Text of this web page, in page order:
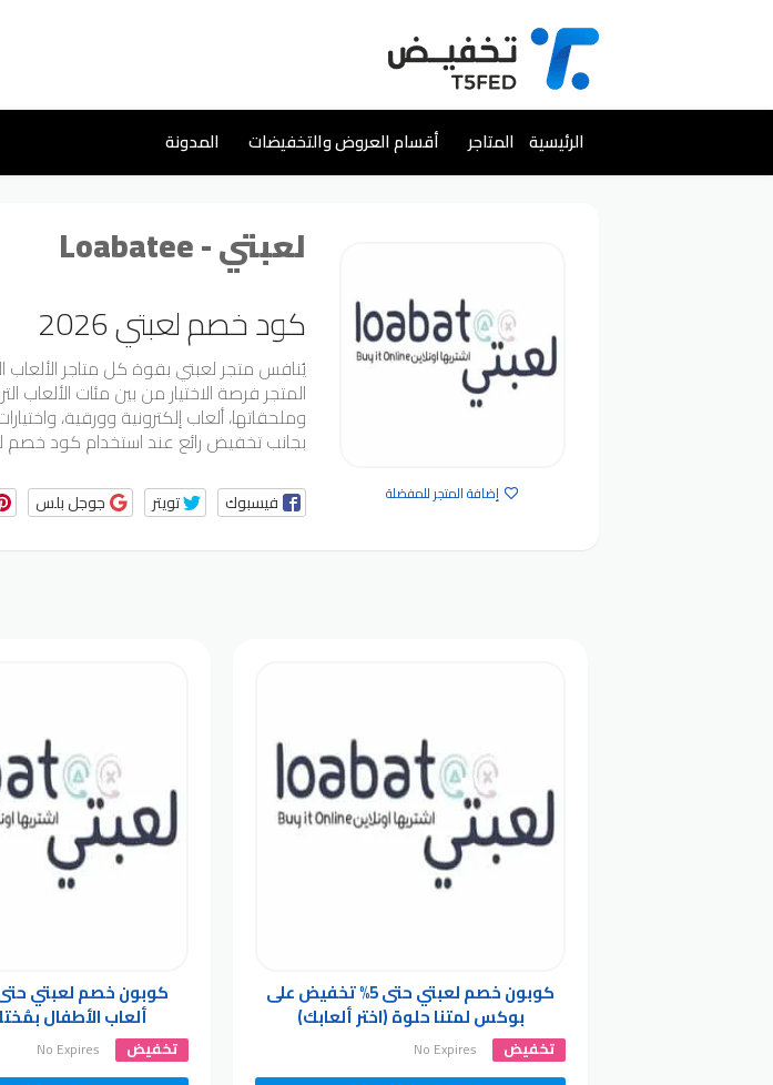
تخطي
إلى
المحتوى
الرئيسية المتاجر أقسام العروض والتخفيضات المدونة
إضافة المتجر للمفضلة
لعبتي - Loabatee
كود خصم لعبتي 2026
يُنافس متجر لعبتي بقوة كل متاجر الألعاب
المتجر فرصة الاختيار من بين مئات الألعاب
وملحقاتها، ألعاب إلكترونية وورقية،
بجانب تخفيض رائع عند استخدام كود خصم
فيسبوك تويتر جوجل بلس
كوبون خصم لعبتي حتى 5% تخفيض على
بوكس لمتنا حلوة (اختر ألعابك)
تخفيض No Expires
ألعاب الأطفال
تخفيض No Expires